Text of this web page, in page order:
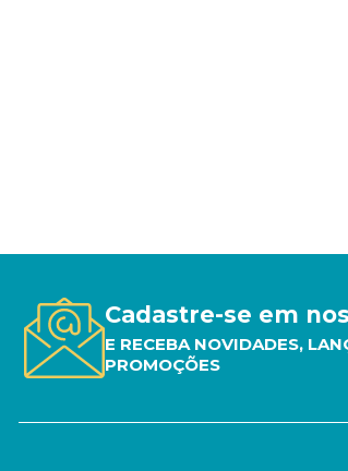
Cadastre-se em
E RECEBA NOVIDADES,
PROMOÇÕES